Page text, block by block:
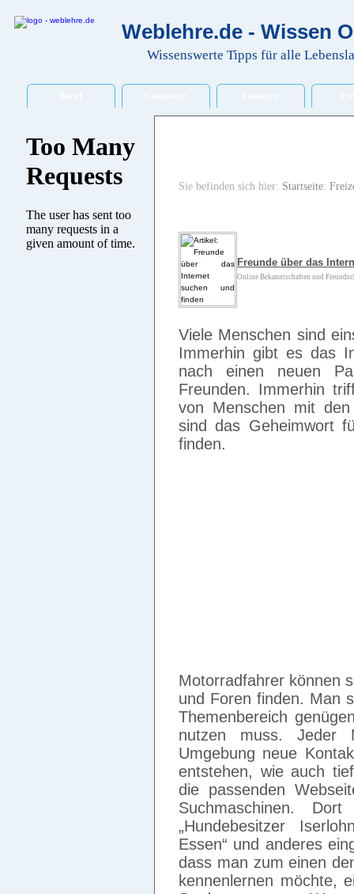
Weblehre.de - Wissen
Wissenswerte Tipps für alle
Sie befinden sich hier: Startseite:
Freunde über das
Online Bekanntschaften und
Viele Menschen sind
Immerhin gibt es das
nach einen neuen
Freunden. Immerhin
von Menschen mit
sind das Geheimwort
finden.
Motorradfahrer können
und Foren finden. Man
Themenbereich
nutzen muss. Jeder
Umgebung neue
entstehen, wie auch
die passenden
Suchmaschinen.
„Hundebesitzer
Essen“ und anderes
dass man zum einen
kennenlernen möchte,